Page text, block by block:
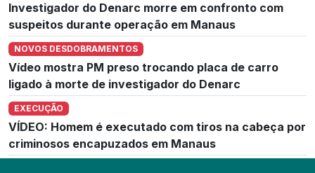
Investigador do Denarc morre em confronto com
suspeitos durante operação em Manaus
NOVOS DESDOBRAMENTOS
Vídeo mostra PM preso trocando placa de carro
ligado à morte de investigador do Denarc
EXECUÇÃO
VÍDEO: Homem é executado com tiros na cabeça por
criminosos encapuzados em Manaus